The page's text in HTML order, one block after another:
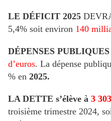
LE DÉFICIT 2025
5,4% soit environ 140
DÉPENSES PUBLIQUES
d’euros. La dépense
% en 2025.
LA DETTE s’élève à 3
troisième trimestre 2024,